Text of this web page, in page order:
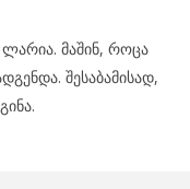
ლარია. მაშინ, როცა
შესაბამისად,